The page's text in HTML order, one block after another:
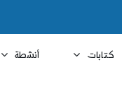
كتابات أنشطة